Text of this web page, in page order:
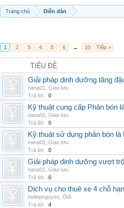
Trang chủ Diễn đàn
1 2 3 4 5 6 → 10 Tiếp >
TIÊU ĐỀ
Giải pháp dinh dưỡng tăng
nana01
Giao lưu
Trả lời:
0
Kỹ thuật cung cấp Phân bón
nana01
Giao lưu
Trả lời:
0
Kỹ thuật sử dụng phân bón
nana01
Giao lưu
Trả lời:
0
Giải pháp dinh dưỡng vượt
nana01
Giao lưu
Trả lời:
0
Dịch vụ cho thuê xe 4 chỗ
todiepnguyen Ôtô
Trả lời:
4